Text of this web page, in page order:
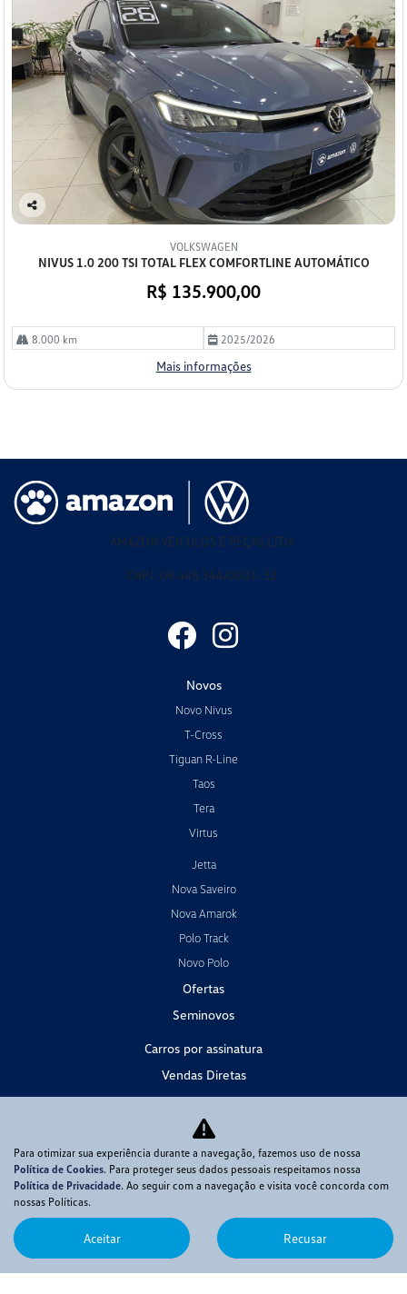
Co
lhe
VOLKSWAGEN
NIVUS 1.0 200 TSI TOTAL FLEX COMFORTLINE AUTOMÁTICO
R$ 135.900,00
8.000 km 2025/2026
Mais informações
AMAZON VEICULOS E PEÇAS LTDA
CNPJ: 09.448.344/0001-32
Novos
Novo Nivus
T-Cross
Tiguan R-Line
Taos
Tera
Virtus
Jetta
Nova Saveiro
Nova Amarok
Polo Track
Novo Polo
Ofertas
Seminovos
Carros por assinatura
Vendas Diretas
Consórcio
Serviços
Agendar Serviços
Peças e Acessórios
Fale com o Presidente
Fale Conosco
Para otimizar sua experiência durante a navegação, fazemos uso de nossa
Política de Cookies. Para proteger seus dados pessoais respeitamos nossa
Política de Privacidade. Ao seguir com a navegação e visita você concorda com
nossas Políticas.
Aceitar Recusar